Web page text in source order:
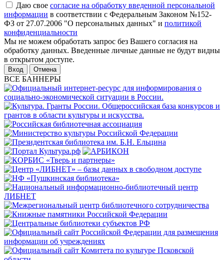
Даю свое согласие на обработку введенной персональной
информации в соответствии с Федеральным Законом №152-
ФЗ от 27.07.2006 "О персональных данных" и политикой
конфиденциальности
Мы не можем обработать запрос без Вашего согласия на
обработку данных. Введенные личные данные не будут видны
в открытом доступе.
Отмена
ВСЕ БАННЕРЫ